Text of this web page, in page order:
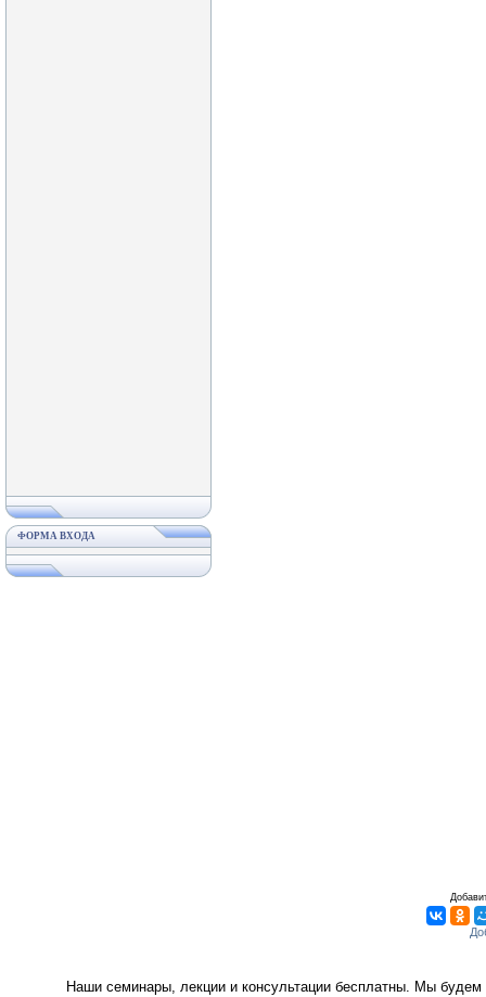
ФОРМА ВХОДА
Наши семинары, лекции и консультации бесплатны. Мы